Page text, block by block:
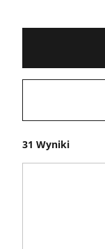
31 Wyniki